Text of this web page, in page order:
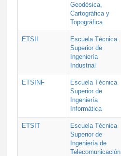
Geodésica,
Cartográfica y
Topográfica
ETSII
Escuela Técnica
Superior de
Ingeniería
Industrial
ETSINF
Escuela Técnica
Superior de
Ingeniería
Informática
ETSIT
Escuela Técnica
Superior de
Ingeniería de
Telecomunicación